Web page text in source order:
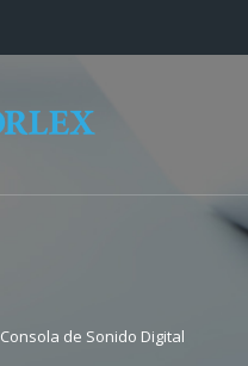
Consola de Sonido Digital